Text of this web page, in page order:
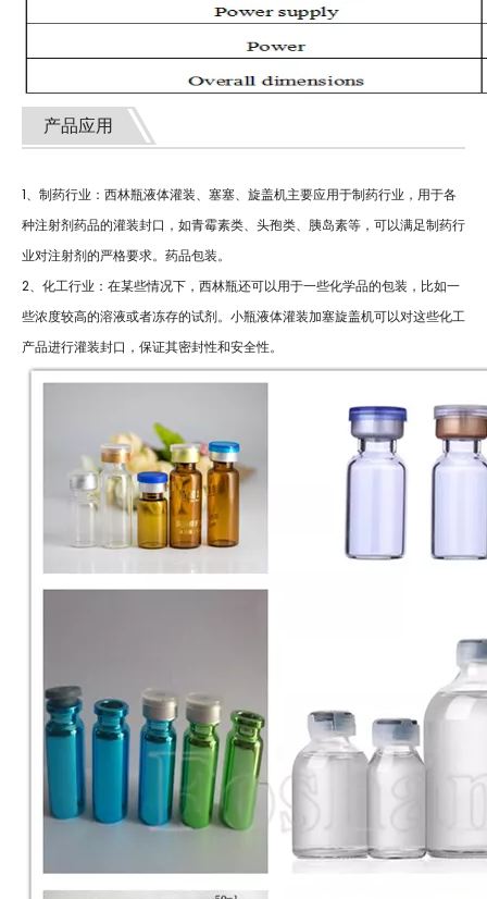
产品应用
1、制药行业：西林瓶液体灌装、塞塞、旋盖机主要应用于制药行业，用于各
种注射剂药品的灌装封口，如青霉素类、头孢类、胰岛素等，可以满足制药行
业对注射剂的严格要求。药品包装。
2、化工行业：在某些情况下，西林瓶还可以用于一些化学品的包装，比如一
些浓度较高的溶液或者冻存的试剂。小瓶液体灌装加塞旋盖机可以对这些化工
产品进行灌装封口，保证其密封性和安全性。